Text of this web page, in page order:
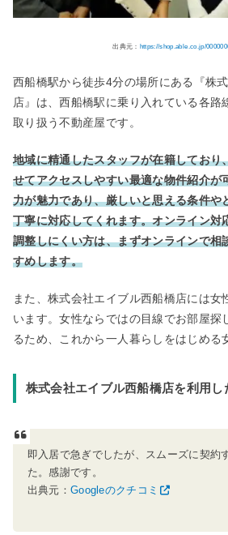
出典元： https://shop.able.co.jp/
西船橋駅から徒歩4分の場所にある『株
店』は、西船橋駅に乗り入れている各路
取り扱う不動産屋です。
地域に精通したスタッフが在籍しており
せてアクセスしやすい最適な物件紹介が
力が魅力であり、厳しいと思える条件や
丁寧に対応してくれます。オンライン対
調整しにくい方は、まずオンラインで相
すめします。
また、株式会社エイブル西船橋店には女
います。女性ならではの目線でお部屋探
るため、これから一人暮らしをはじめる
株式会社エイブル西船橋店を利用し
即入居で急ぎでしたが、スムーズに契約
た。感謝です。
出典元： Googleのクチコミ